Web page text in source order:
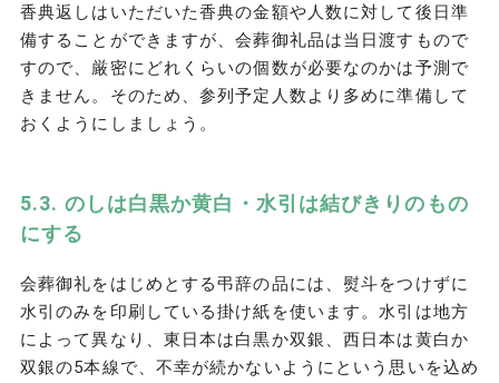
香典返しはいただいた香典の金額や人数に対して後日準
備することができますが、会葬御礼品は当日渡すもので
すので、厳密にどれくらいの個数が必要なのかは予測で
きません。そのため、参列予定人数より多めに準備して
おくようにしましょう。
のしは白黒か黄白・水引は結びきりのもの
にする
会葬御礼をはじめとする弔辞の品には、熨斗をつけずに
水引のみを印刷している掛け紙を使います。水引は地方
によって異なり、東日本は白黒か双銀、西日本は黄白か
双銀の5本線で、不幸が続かないようにという思いを込め